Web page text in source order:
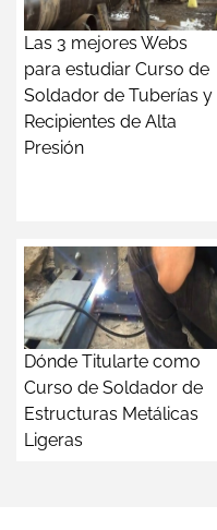
Las 3 mejores Webs
para estudiar Curso de
Soldador de Tuberías y
Recipientes de Alta
Presión
Dónde Titularte como
Curso de Soldador de
Estructuras Metálicas
Ligeras